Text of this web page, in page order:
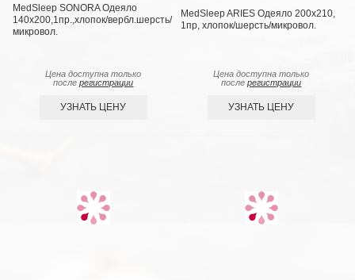
MedSleep SONORA Одеяло
140х200,1пр.,хлопок/вербл.шерсть/
микровол.
Цена доступна только
послерегистрации
УЗНАТЬ ЦЕНУ
MedSleep ARIES Одеяло 200х210,
1пр, хлопок/шерсть/микровол.
Цена доступна только
послерегистрации
УЗНАТЬ ЦЕНУ